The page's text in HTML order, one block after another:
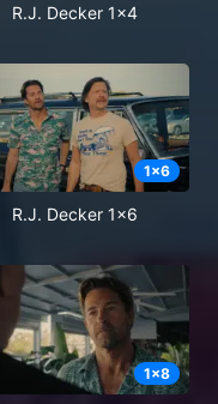
R.J. Decker 1x4
1x6
R.J. Decker 1x6
1x8